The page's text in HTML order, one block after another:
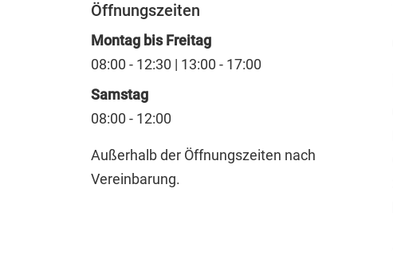
Öffnungszeiten
Montag bis Freitag
08:00 - 12:30 | 13:00 - 17:00
Samstag
08:00 - 12:00
Außerhalb der Öffnungszeiten nach
Vereinbarung.